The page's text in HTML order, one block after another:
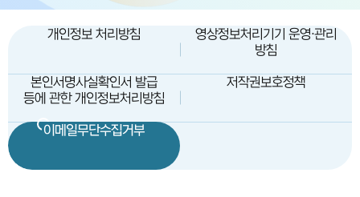
개인정보 처리방침
영상정보처리기기 운영·관리
방침
본인서명사실확인서 발급
등에 관한 개인정보처리방침
저작권보호정책
이메일무단수집거부